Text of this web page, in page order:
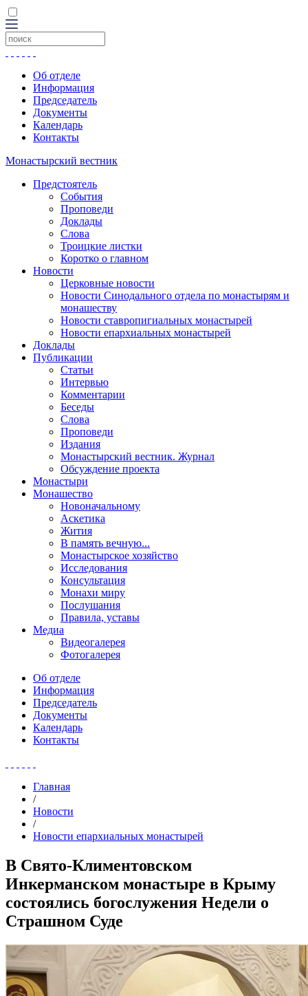
Об отделе
Информация
Председатель
Документы
Календарь
Контакты
Монастырский вестник
Предстоятель
События
Проповеди
Доклады
Слова
Троицкие листки
Коротко о главном
Новости
Церковные новости
Новости Синодального отдела по монастырям и
монашеству
Новости ставропигиальных монастырей
Новости епархиальных монастырей
Доклады
Публикации
Статьи
Интервью
Комментарии
Беседы
Слова
Проповеди
Издания
Монастырский вестник. Журнал
Обсуждение проекта
Монастыри
Монашество
Новоначальному
Аскетика
Жития
В память вечную...
Монастырское хозяйство
Исследования
Консультация
Монахи миру
Послушания
Правила, уставы
Медиа
Видеогалерея
Фотогалерея
Об отделе
Информация
Председатель
Документы
Календарь
Контакты
Главная
/
Новости
/
Новости епархиальных монастырей
В Свято-Климентовском
Инкерманском монастыре в Крыму
состоялись богослужения Недели о
Страшном Суде